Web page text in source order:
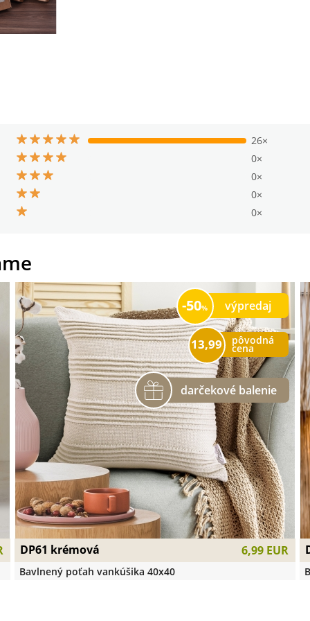
26×
0×
0×
0×
0×
výpredaj
50
pôvodná
cena
13,99
DP61 krémová 6,99 EUR
Bavlnený poťah vankúšika 40x40